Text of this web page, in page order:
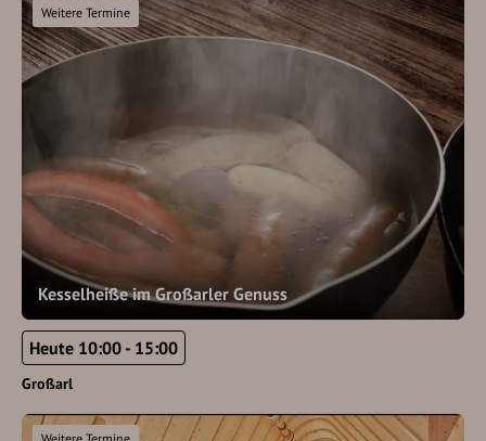
Kesselheiße im Großarler Genuss
Weitere Termine
Heute 10:00 - 15:00
Großarl